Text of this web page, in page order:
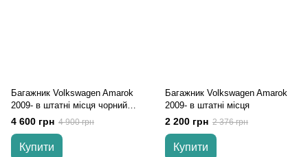
Багажник Volkswagen Amarok
2009- в штатні місця чорний
Turtle
4 600 грн 4 900 грн
Купити
Багажник Volkswagen Amarok
2009- в штатні місця
2 200 грн 2 376 грн
Купити